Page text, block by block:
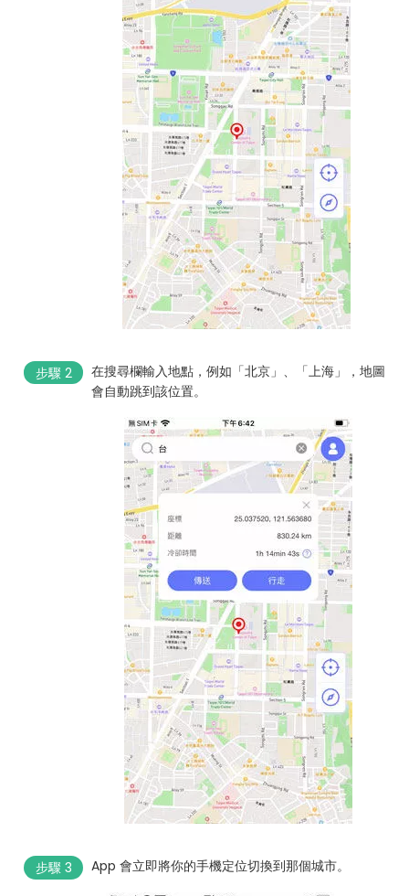
步驟 2
在搜尋欄輸入地點，例如「北京」、「上海」，地圖
會自動跳到該位置。
步驟 3 App 會立即將你的手機定位切換到那個城市。